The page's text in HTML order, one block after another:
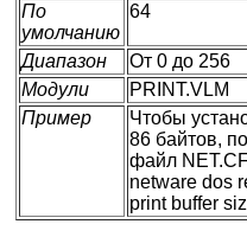
По
умолчанию
64
Диапазон
От 0 до 256
Модули
PRINT.VLM
Пример
Чтобы
86 байтов,
файл
netware dos
print buffer